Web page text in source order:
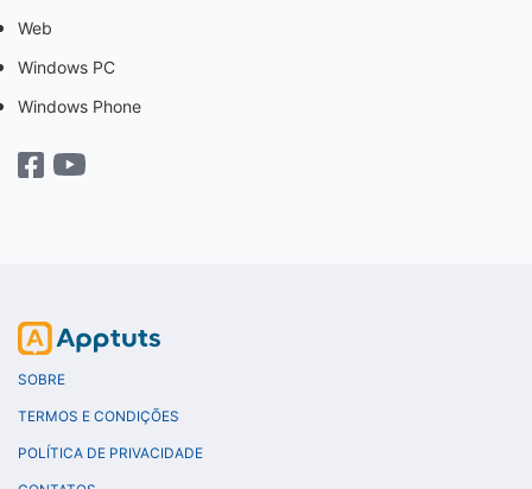
Web
Windows PC
Windows Phone
SOBRE
TERMOS E CONDIÇÕES
POLÍTICA DE PRIVACIDADE